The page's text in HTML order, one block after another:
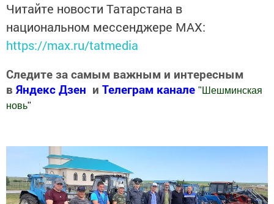
Читайте новости Татарстана в
национальном мессенджере MАХ:
https://max.ru/tatmedia
Следите за самым важным и интересным
в Яндекс Дзен и Телеграм канале " Шешминская
новь"